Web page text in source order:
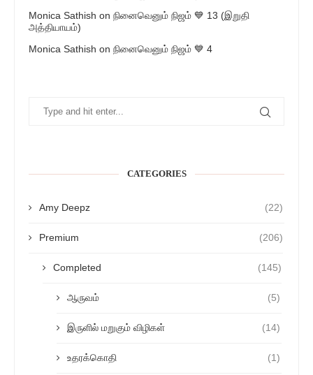
Monica Sathish on நினைவெனும் நிஜம் 💙 13 (இறுதி
அத்தியாயம்)
Monica Sathish on நினைவெனும் நிஜம் 💙 4
CATEGORIES
Amy Deepz (22)
Premium (206)
Completed (145)
ஆருவம் (5)
இருளில் மறுகும் விழிகள் (14)
உதரக்கொதி (1)